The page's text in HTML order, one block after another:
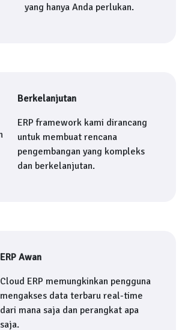
yang hanya Anda perlukan.
Berkelanjutan
ERP framework kami dirancang
untuk membuat rencana
pengembangan yang kompleks
dan berkelanjutan.
ERP Awan
Cloud ERP memungkinkan pengguna
mengakses data terbaru real-time
dari mana saja dan perangkat apa
saja.